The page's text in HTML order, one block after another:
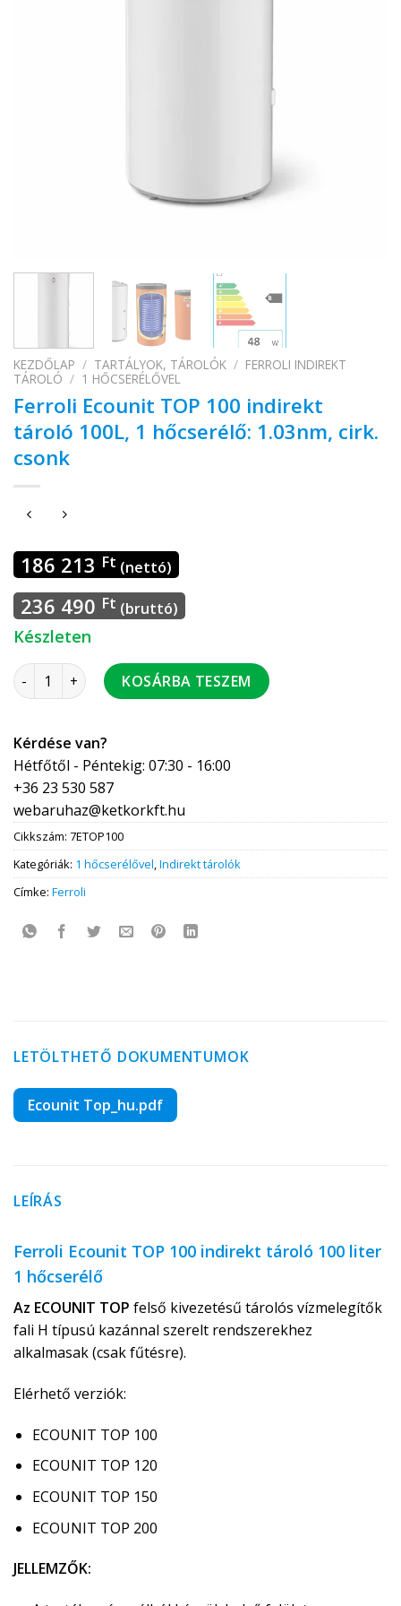
KEZDŐLAP / TARTÁLYOK, TÁROLÓK / FERROLI INDIREKT
TÁROLÓ / 1 HŐCSERÉLŐVEL
Ferroli Ecounit TOP 100 indirekt
tároló 100L, 1 hőcserélő: 1.03nm, cirk.
csonk
186 213 Ft (nettó)
236 490 Ft (bruttó)
Készleten
Ferroli Ecounit TOP 100 indirekt tároló 100L, 1 hőcserélő:
KOSÁRBA TESZEM
Kérdése van?
Hétfőtől - Péntekig: 07:30 - 16:00
+36 23 530 587
webaruhaz@ketkorkft.hu
Cikkszám: 7ETOP100
Kategóriák: 1 hőcserélővel,Indirekt tárolók
Címke: Ferroli
LETÖLTHETŐ DOKUMENTUMOK
Ecounit Top_hu.pdf
LEÍRÁS
Ferroli Ecounit TOP 100 indirekt tároló 100 liter
1 hőcserélő
Az ECOUNIT TOP felső kivezetésű tárolós vízmelegítők
fali H típusú kazánnal szerelt rendszerekhez
alkalmasak (csak fűtésre).
Elérhető verziók:
ECOUNIT TOP 100
ECOUNIT TOP 120
ECOUNIT TOP 150
ECOUNIT TOP 200
JELLEMZŐK: